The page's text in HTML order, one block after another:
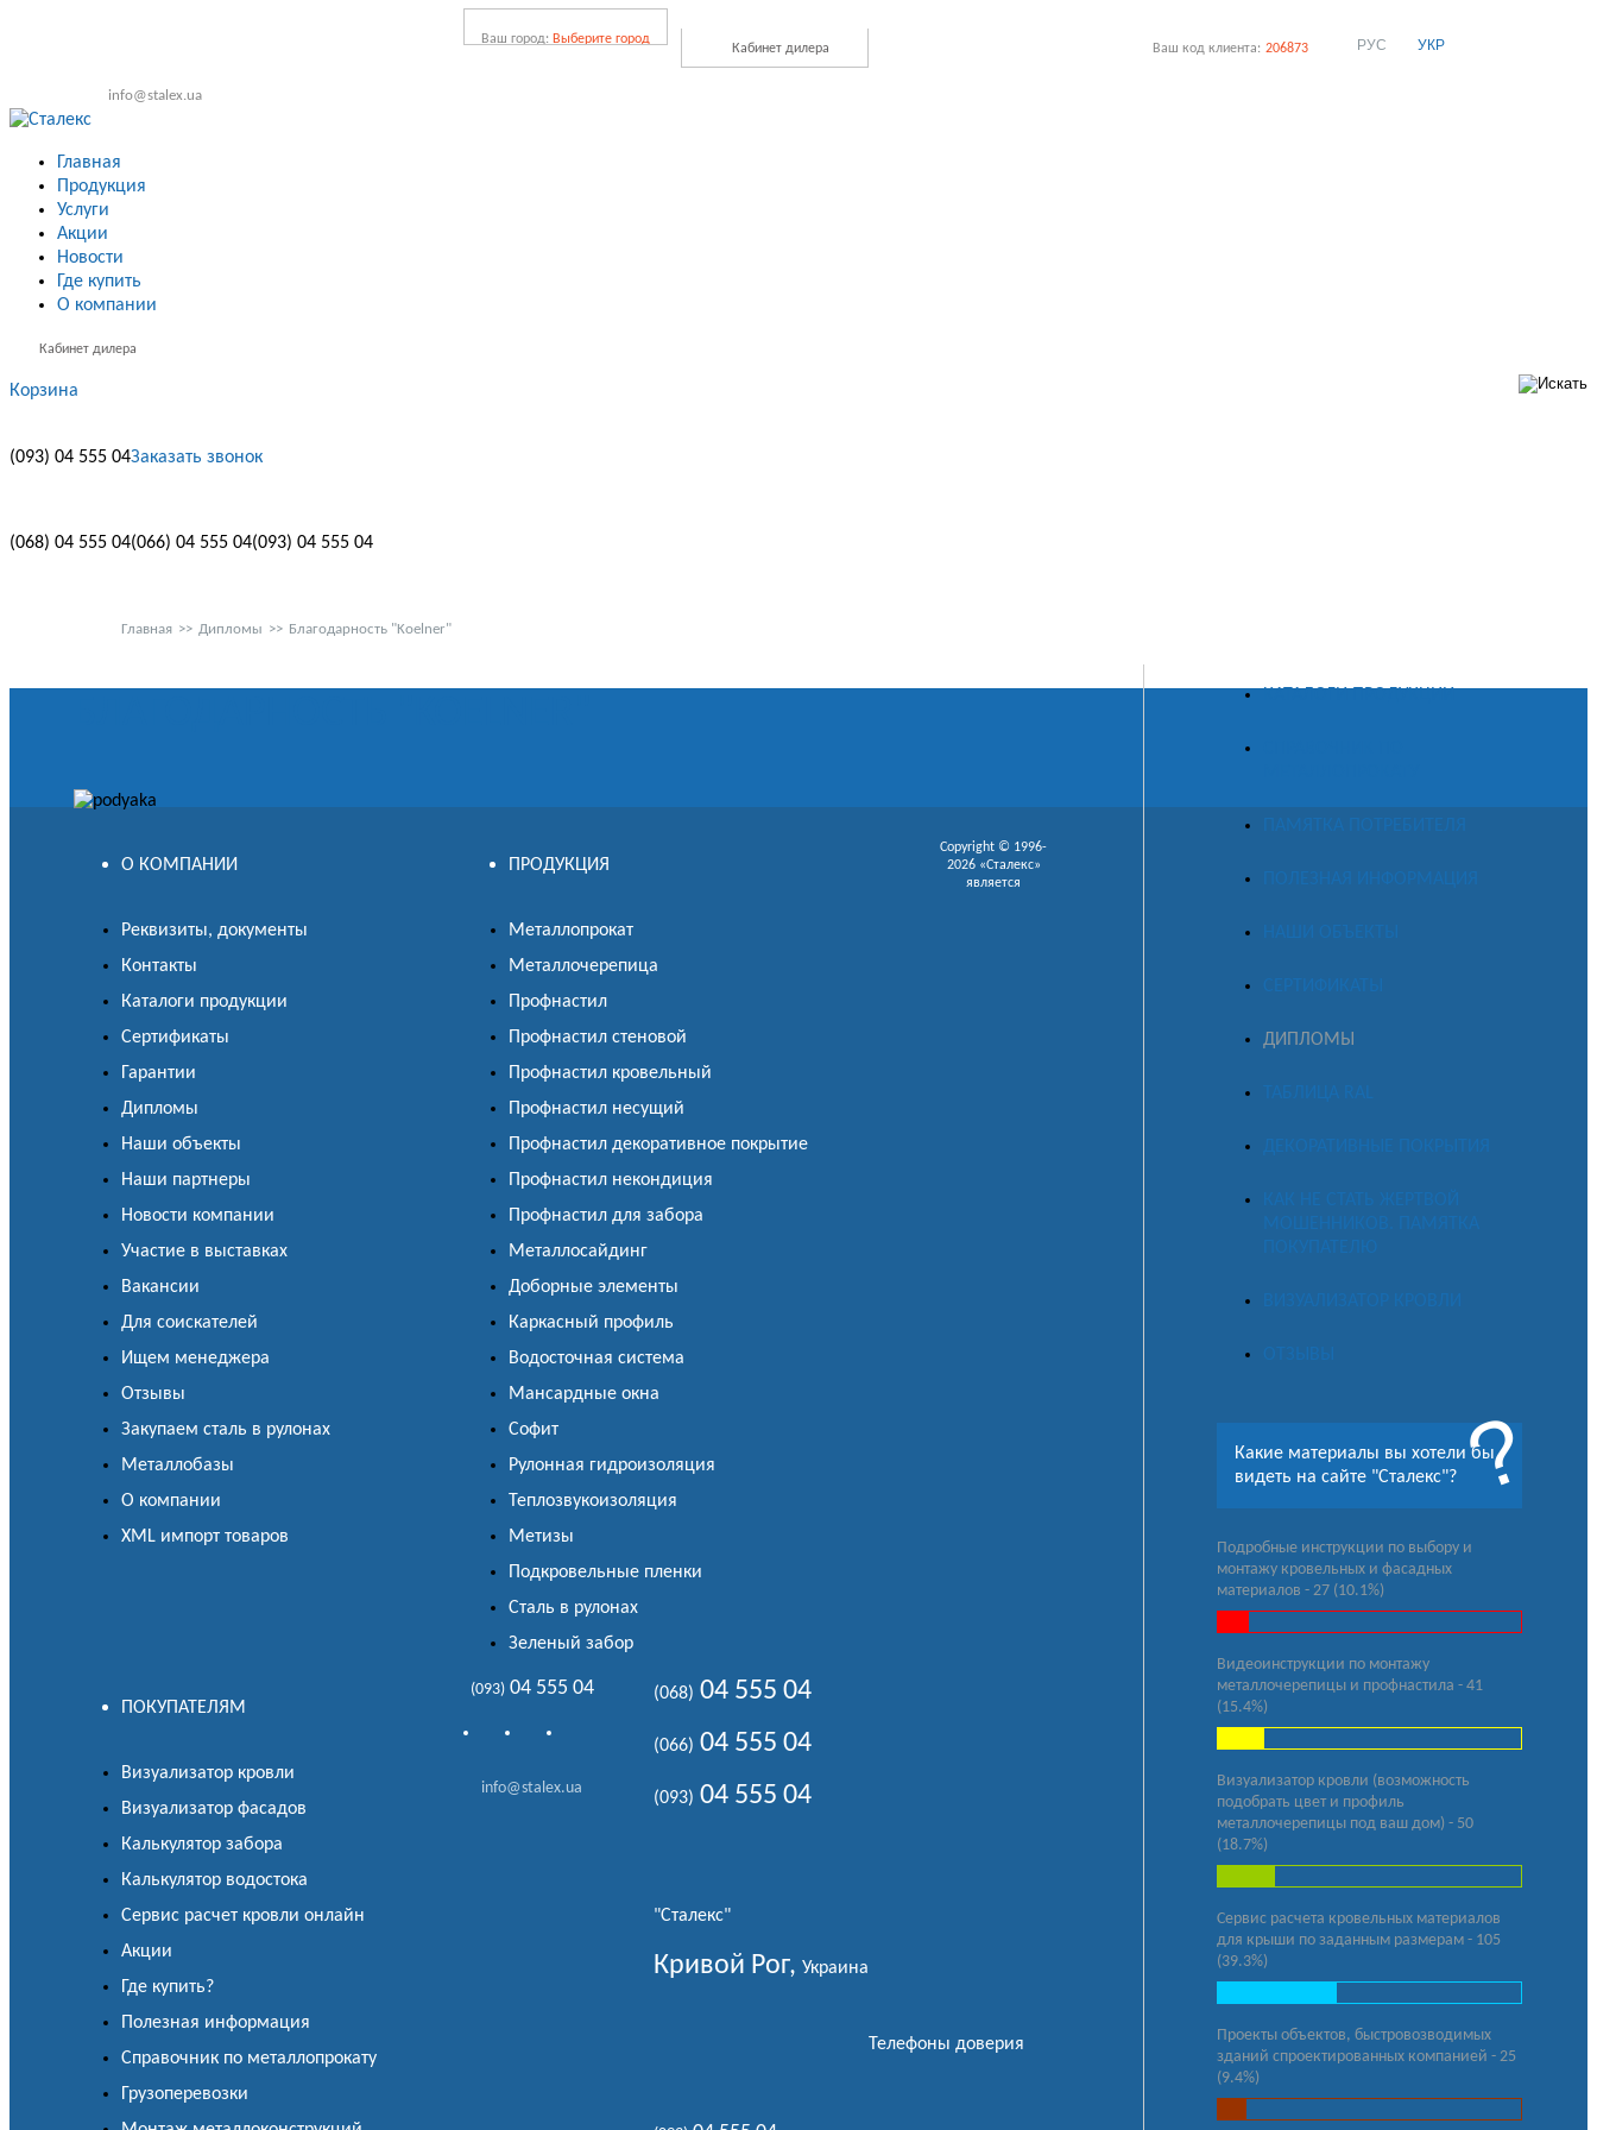
Ваш код клиента: 206873 РУС УКР
Ваш город: Выберите город
Кабинет дилера
info@stalex.ua
Главная
Продукция
Услуги
Акции
Новости
Где купить
О компании
Кабинет дилера
Корзина
(093) 04 555 04Заказать звонок
(068) 04 555 04(066) 04 555 04(093) 04 555 04
Главная >> Дипломы >> Благодарность "Koelner"
ПАМЯТКА ПОТРЕБИТЕЛЯ
ПОЛЕЗНАЯ ИНФОРМАЦИЯ
НАШИ ОБЪЕКТЫ
СЕРТИФИКАТЫ
ДИПЛОМЫ
ТАБЛИЦА RAL
ДЕКОРАТИВНЫЕ ПОКРЫТИЯ
КАК НЕ СТАТЬ ЖЕРТВОЙ
МОШЕННИКОВ. ПАМЯТКА
ПОКУПАТЕЛЮ
ВИЗУАЛИЗАТОР КРОВЛИ
ОТЗЫВЫ
Какие материалы вы хотели бы
видеть на сайте "Сталекс"?
Подробные инструкции по выбору и
монтажу кровельных и фасадных
материалов - 27 (10.1%)
Видеоинструкции по монтажу
металлочерепицы и профнастила - 41
(15.4%)
Визуализатор кровли (возможность
подобрать цвет и профиль
металлочерепицы под ваш дом) - 50
(18.7%)
Сервис расчета кровельных материалов
для крыши по заданным размерам - 105
(39.3%)
Проекты объектов, быстровозводимых
зданий спроектированных компанией - 25
(9.4%)
О КОМПАНИИ
Реквизиты, документы
Контакты
Каталоги продукции
Сертификаты
Гарантии
Дипломы
Наши объекты
Наши партнеры
Новости компании
Участие в выставках
Вакансии
Для соискателей
Ищем менеджера
Отзывы
Закупаем сталь в рулонах
Металлобазы
О компании
XML импорт товаров
ПРОДУКЦИЯ
Металлопрокат
Металлочерепица
Профнастил
Профнастил стеновой
Профнастил кровельный
Профнастил несущий
Профнастил декоративное покрытие
Профнастил некондиция
Профнастил для забора
Металлосайдинг
Доборные элементы
Каркасный профиль
Водосточная система
Мансардные окна
Софит
Рулонная гидроизоляция
Теплозвукоизоляция
Метизы
Подкровельные пленки
Сталь в рулонах
Зеленый забор
ПОКУПАТЕЛЯМ
Визуализатор кровли
Визуализатор фасадов
Калькулятор забора
Калькулятор водостока
Сервис расчет кровли онлайн
Акции
Где купить?
Полезная информация
Справочник по металлопрокату
Грузоперевозки
(093) 04 555 04
info@stalex.ua
(068) 04 555 04
(066) 04 555 04
(093) 04 555 04
"Сталекс"
Кривой Рог, Украина
Телефоны доверия
Copyright © 1996-
2026 «Сталекс»
является